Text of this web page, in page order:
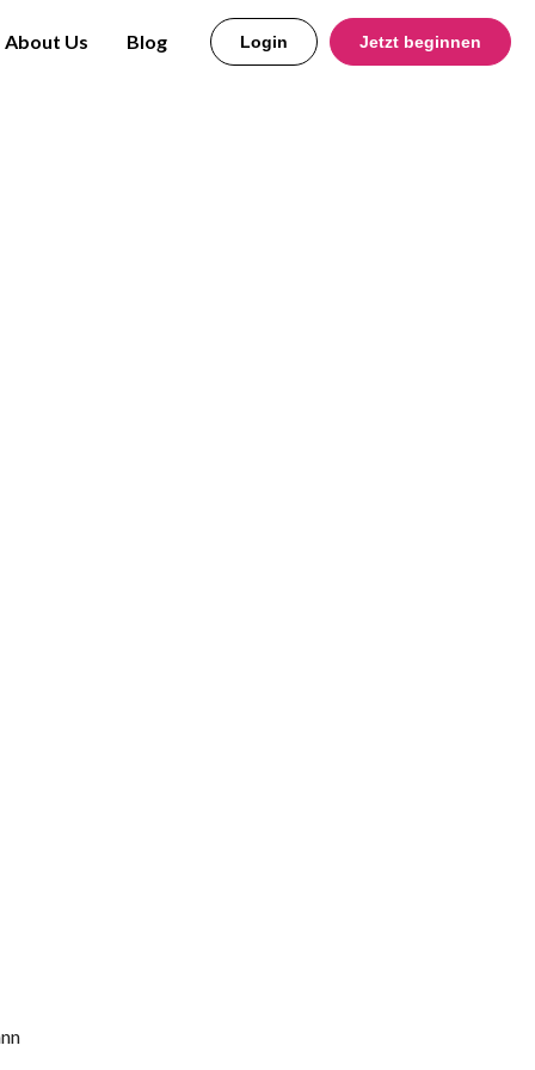
About Us Blog Login Jetzt beginnen